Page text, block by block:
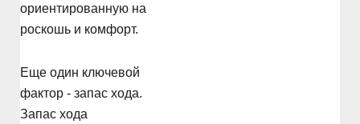
ориентированную на
роскошь и комфорт.
Еще один ключевой
фактор - запас хода.
Запас хода